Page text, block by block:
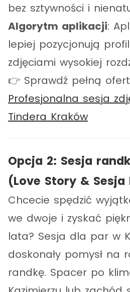
bez sztywności i
Algorytm aplikacji:
lepiej pozycjonują
zdjęciami wysokiej
👉 Sprawdź pełną
Profesjonalna sesja
Tindera Kraków
Opcja 2: Sesja
(Love Story & Sesja
Chcecie spędzić
we dwoje i zyskać
lata? Sesja dla par w
doskonały pomysł na
randkę. Spacer po